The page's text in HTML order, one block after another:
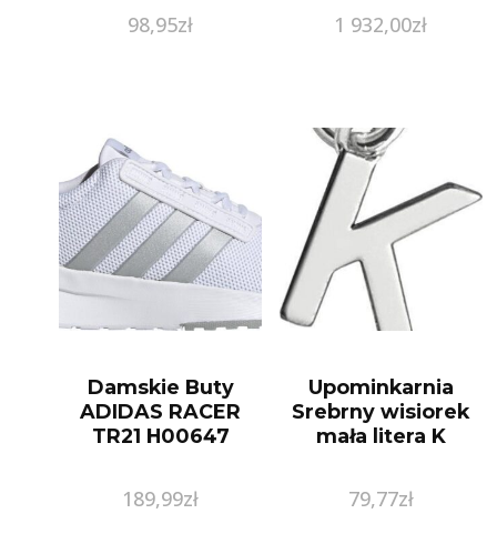
98,95zł 1 932,00zł
Damskie Buty
ADIDAS RACER
TR21 H00647
189,99zł
Upominkarnia
Srebrny wisiorek
mała litera K
79,77zł